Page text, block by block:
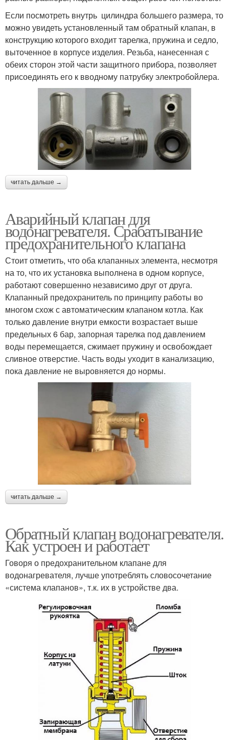
Если посмотреть внутрь цилиндра большего размера, то
можно увидеть установленный там обратный клапан, в
конструкцию которого входит тарелка, пружина и седло,
выточенное в корпусе изделия. Резьба, нанесенная с
обеих сторон этой части защитного прибора, позволяет
присоединять его к вводному патрубку электробойлера.
читать дальше →
Аварийный клапан для
водонагревателя. Срабатывание
предохранительного клапана
Стоит отметить, что оба клапанных элемента, несмотря
на то, что их установка выполнена в одном корпусе,
работают совершенно независимо друг от друга.
Клапанный предохранитель по принципу работы во
многом схож с автоматическим клапаном котла. Как
только давление внутри емкости возрастает выше
предельных 6 бар, запорная тарелка под давлением
воды перемещается, сжимает пружину и освобождает
сливное отверстие. Часть воды уходит в канализацию,
пока давление не выровняется до нормы.
читать дальше →
Обратный клапан водонагревателя.
Как устроен и работает
Говоря о предохранительном клапане для
водонагревателя, лучше употреблять словосочетание
«система клапанов», т.к. их в устройстве два.